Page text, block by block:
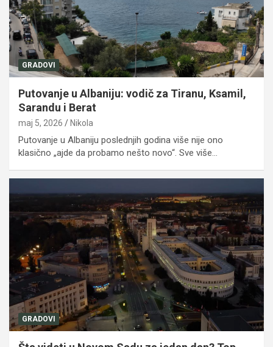
GRADOVI
Putovanje u Albaniju: vodič za Tiranu, Ksamil,
Sarandu i Berat
maj 5, 2026 Nikola
Putovanje u Albaniju poslednjih godina više nije ono
klasično „ajde da probamo nešto novo“. Sve više…
GRADOVI